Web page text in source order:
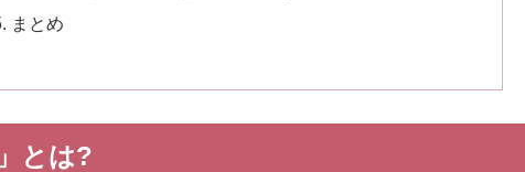
まとめ
とは?